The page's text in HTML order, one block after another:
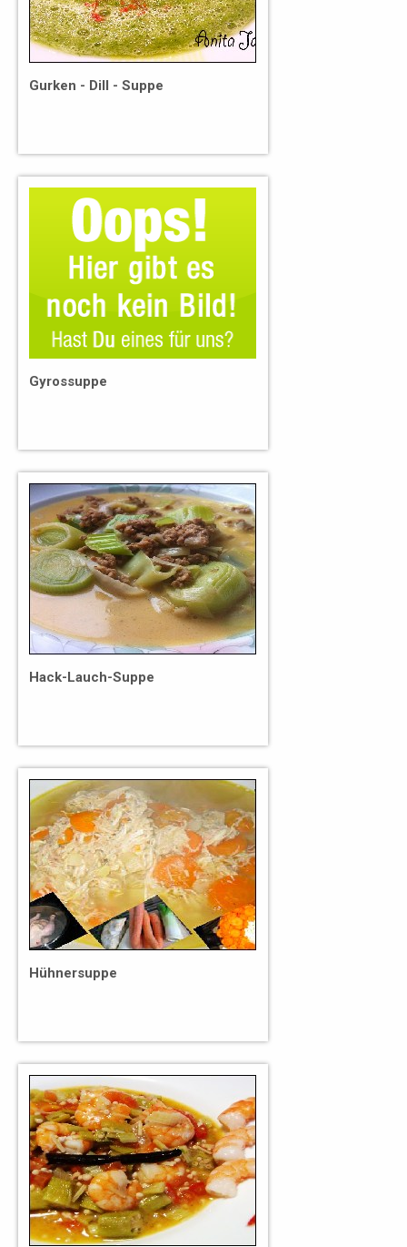
Gurken - Dill - Suppe
Gyrossuppe
Hack-Lauch-Suppe
Hühnersuppe